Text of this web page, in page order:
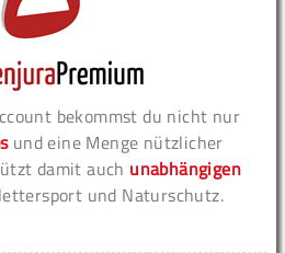
bekommst du nicht nur
und eine Menge nützlicher
damit auch unabhängigen
und Naturschutz.